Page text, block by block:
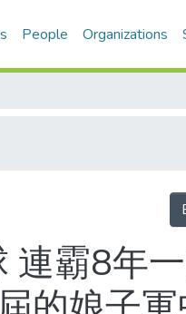
People Organizations
霸8年